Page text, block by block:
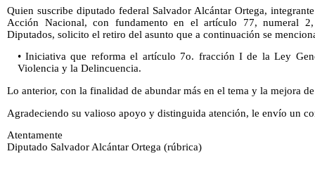
Quien suscribe diputado federal Salvador Alcántar Ortega,
Acción Nacional, con fundamento en el artículo 77, numeral
Diputados, solicito el retiro del asunto que a continuación se
• Iniciativa que reforma el artículo 7o. fracción I de la Ley
Violencia y la Delincuencia.
Lo anterior, con la finalidad de abundar más en el tema y la mejora
Agradeciendo su valioso apoyo y distinguida atención, le envío un
Atentamente
Diputado Salvador Alcántar Ortega (rúbrica)